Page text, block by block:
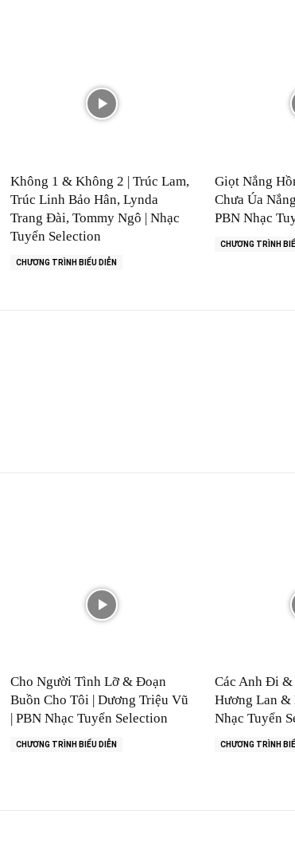
Không 1 & Không 2 | Trúc Lam,
Trúc Linh Bảo Hân, Lynda
Trang Đài, Tommy Ngô | Nhạc
Tuyển Selection
CHƯƠNG TRÌNH BIỂU DIỄN
Giọt Nắng
Chưa Úa
PBN Nhạc
CHƯƠNG TRÌNH
Cho Người Tình Lỡ & Đoạn
Buồn Cho Tôi | Dương Triệu Vũ
| PBN Nhạc Tuyển Selection
CHƯƠNG TRÌNH BIỂU DIỄN
Các Anh Đi &
Hương Lan &
Nhạc Tuyển
CHƯƠNG TRÌNH